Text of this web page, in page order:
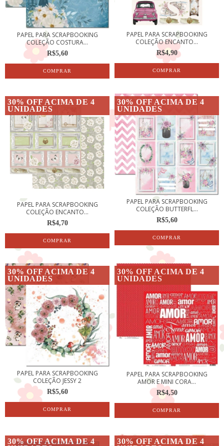
PAPEL PARA SCRAPBOOKING
COLEÇÃO COSTURA...
R$5,60
PAPEL PARA SCRAPBOOKING
COLEÇÃO ENCANTO...
R$4,90
30% OFF ACIMA DE 4
UNIDADES
PAPEL PARA SCRAPBOOKING
COLEÇÃO ENCANTO...
R$4,70
30% OFF ACIMA DE 4
UNIDADES
PAPEL PARA SCRAPBOOKING
COLEÇÃO BUTTERFL...
R$5,60
30% OFF ACIMA DE 4
UNIDADES
PAPEL PARA SCRAPBOOKING
COLEÇÃO JESSY 2
R$5,60
30% OFF ACIMA DE 4
UNIDADES
PAPEL PARA SCRAPBOOKING
AMOR E MINI CORA...
R$4,50
30% OFF ACIMA DE 4
30% OFF ACIMA DE 4